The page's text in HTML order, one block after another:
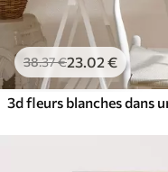
38.37€23.02 €